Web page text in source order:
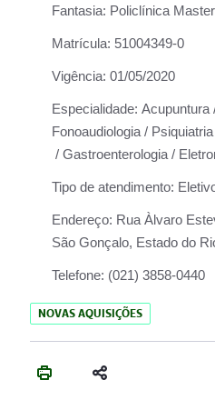
Fantasia: Policlínica
Matrícula: 51004349-0
Vigência: 01/05/2020
Especialidade: Acupuntura
Fonoaudiologia /
/ Gastroenterologia /
Tipo de atendimento:
Endereço: Rua Àlvaro
São Gonçalo, Estado do
Telefone: (021) 3858-0440
NOVAS AQUISIÇÕES